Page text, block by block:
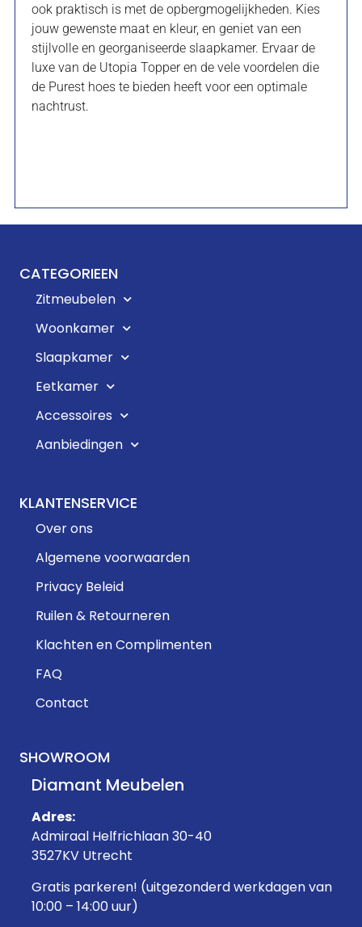
ook praktisch is met de opbergmogelijkheden. Kies
jouw gewenste maat en kleur, en geniet van een
stijlvolle en georganiseerde slaapkamer. Ervaar de
luxe van de Utopia Topper en de vele voordelen die
de Purest hoes te bieden heeft voor een optimale
nachtrust.
CATEGORIEEN
Zitmeubelen
Woonkamer
Slaapkamer
Eetkamer
Accessoires
Aanbiedingen
KLANTENSERVICE
Over ons
Algemene voorwaarden
Privacy Beleid
Ruilen & Retourneren
Klachten en Complimenten
FAQ
Contact
SHOWROOM
Diamant Meubelen
Adres:
Admiraal Helfrichlaan 30-40
3527KV Utrecht
Gratis parkeren! (uitgezonderd werkdagen van
10:00 – 14:00 uur)